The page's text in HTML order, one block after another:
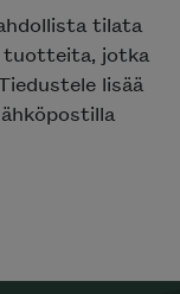
tilata
jotka
lisää